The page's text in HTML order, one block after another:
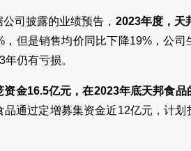
司披露的业绩预告， 2023年度，天
但是销售均价同比下降19%，公
仍有亏损。
金16.5亿元，在2023年底天邦食
品通过定增募集资金近12亿元，计